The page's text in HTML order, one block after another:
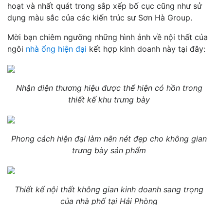
hoạt và nhất quát trong sắp xếp bố cục cũng như sử
dụng màu sắc của các kiến trúc sư Sơn Hà Group.
Mời bạn chiêm ngưỡng những hình ảnh về nội thất của
ngôi nhà ống hiện đại kết hợp kinh doanh này tại đây:
Nhận diện thương hiệu được thể hiện có hồn trong
thiết kế khu trưng bày
Phong cách hiện đại làm nên nét đẹp cho không gian
trưng bày sản phẩm
Thiết kế nội thất không gian kinh doanh sang trọng
của nhà phố tại Hải Phòng